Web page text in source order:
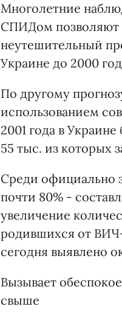
Многолетние
СПИДом позволяют
неутешительный
Украине до 2000
По другому
использованием
2001 года в
55 тыс. из которых
Среди официально
почти 80% -
увеличение
родившихся от
сегодня выявлено
Вызывает
свыше